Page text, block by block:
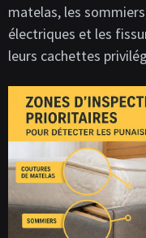
matelas, les
électriques et les
leurs cachettes